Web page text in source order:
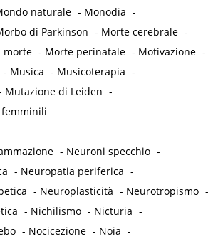
naturale - Monodia -
di Parkinson - Morte cerebrale -
morte - Morte perinatale - Motivazione -
- Musica - Musicoterapia -
Mutazione di Leiden -
- Neuroni specchio -
- Neuropatia periferica -
- Neuroplasticità - Neurotropismo -
- Nichilismo - Nicturia -
- Nocicezione - Noia -